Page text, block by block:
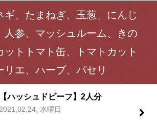
ギ、たまねぎ、玉葱、にんじ
人参、マッシュルーム、きの
ットトマト缶、トマトカット
リエ、ハーブ、パセリ
【ハッシュドビーフ】2人分
2021,02,24, 水曜日